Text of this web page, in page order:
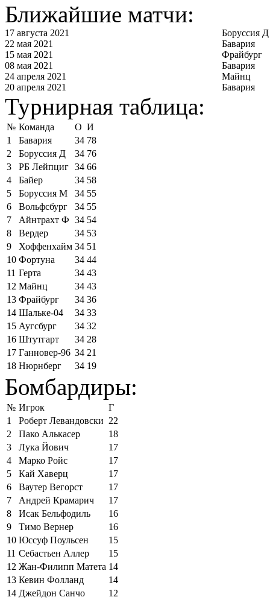
Ближайшие матчи:
17 августа 2021
Боруссия Д
22 мая 2021
Бавария
15 мая 2021
Фрайбург
08 мая 2021
Бавария
24 апреля 2021
Майнц
20 апреля 2021
Бавария
Турнирная таблица:
№ Команда О И
1
Бавария 34 78
2
Боруссия Д 34 76
3
РБ Лейпциг 34 66
4
Байер 34 58
5
Боруссия М 34 55
6
Вольфсбург 34 55
7
Айнтрахт Ф 34 54
8
Вердер 34 53
9
Хоффенхайм 34 51
10 Фортуна 34 44
11 Герта 34 43
12 Майнц 34 43
13 Фрайбург 34 36
14 Шальке-04 34 33
15 Аугсбург 34 32
16 Штутгарт 34 28
17 Ганновер-96 34 21
18 Нюрнберг 34 19
Бомбардиры:
№ Игрок
Г
1
Роберт Левандовски 22
2
Пако Алькасер
18
3
Лука Йович
17
4
Марко Ройс
17
5
Кай Хаверц
17
6
Ваутер Вегорст
17
7
Андрей Крамарич
17
8
Исак Бельфодиль
16
9
Тимо Вернер
16
10 Юссуф Поульсен
15
11 Себастьен Аллер
15
12 Жан-Филипп Матета 14
13 Кевин Фолланд
14
14 Джейдон Санчо
12